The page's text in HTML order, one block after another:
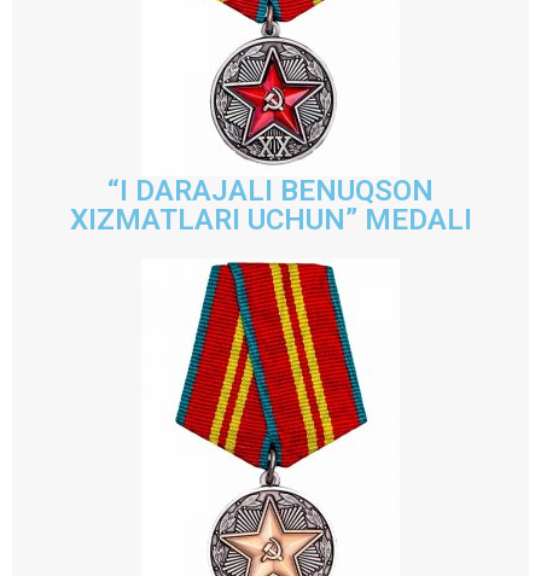
“I DARAJALI BENUQSON
XIZMATLARI UCHUN” MEDALI